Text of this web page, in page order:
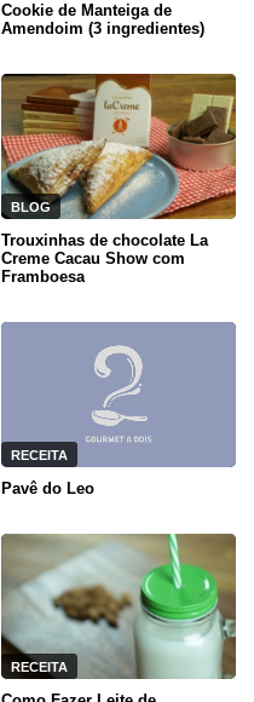
Cookie de Manteiga de
Amendoim (3 ingredientes)
BLOG
Trouxinhas de chocolate La
Creme Cacau Show com
Framboesa
RECEITA
Pavê do Leo
RECEITA